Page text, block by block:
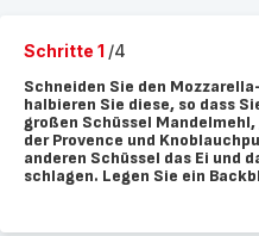
Schritte 1 /4
Schneiden Sie den
halbieren Sie diese, so dass
großen Schüssel
der Provence und
anderen Schüssel das Ei und
schlagen. Legen Sie ein